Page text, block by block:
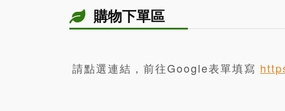
購物下單區
請點選連結，前往Google表單填寫